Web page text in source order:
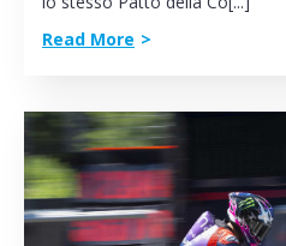
Read More